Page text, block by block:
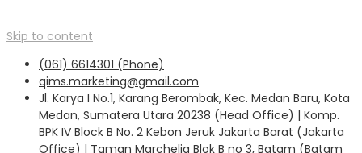
Skip to content
(061) 6614301 (Phone)
qims.marketing@gmail.com
Jl. Karya I No.1, Karang Berombak, Kec. Medan Baru, Kota
Medan, Sumatera Utara 20238 (Head Office) | Komp.
BPK IV Block B No. 2 Kebon Jeruk Jakarta Barat (Jakarta
Office) | Taman Marchelia Blok B no 3, Batam (Batam